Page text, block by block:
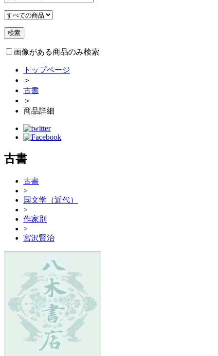
画像がある商品のみ検索
トップページ
＞
古書
＞
商品詳細
古書
古書
>
国文学（近代）
>
作家別
>
宮沢賢治